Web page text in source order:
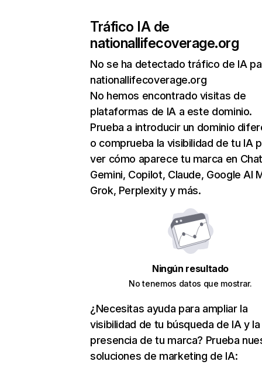
Tráfico IA de
nationallifecoverage.org
No se ha detectado tráfico de IA
nationallifecoverage.org
No hemos encontrado visitas de
plataformas de IA a este dominio.
Prueba a introducir un dominio
o comprueba la visibilidad de tu IA
ver cómo aparece tu marca en
Gemini, Copilot, Claude, Google AI
Grok, Perplexity y más.
Ningún resultado
No tenemos datos que mostrar.
¿Necesitas ayuda para ampliar la
visibilidad de tu búsqueda de IA y la
presencia de tu marca? Prueba
soluciones de marketing de IA: